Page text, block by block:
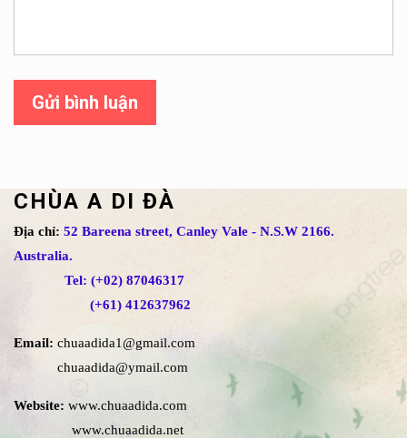
Gửi bình luận
CHÙA A DI ĐÀ
Địa chỉ: 52 Bareena street, Canley Vale - N.S.W 2166.
Australia.
Tel: (+02) 87046317
(+61) 412637962
Email: chuaadida1@gmail.com
chuaadida@ymail.com
Website: www.chuaadida.com
www.chuaadida.net